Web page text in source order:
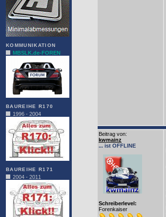
KOMMUNIKATION
MBSLK.de-FOREN
BAUREIHE R170
1996 - 2004
BAUREIHE R171
2004 - 2011
Beitrag von:
kwmainz
... ist OFFLINE
Schreiberlevel:
Forenkaiser